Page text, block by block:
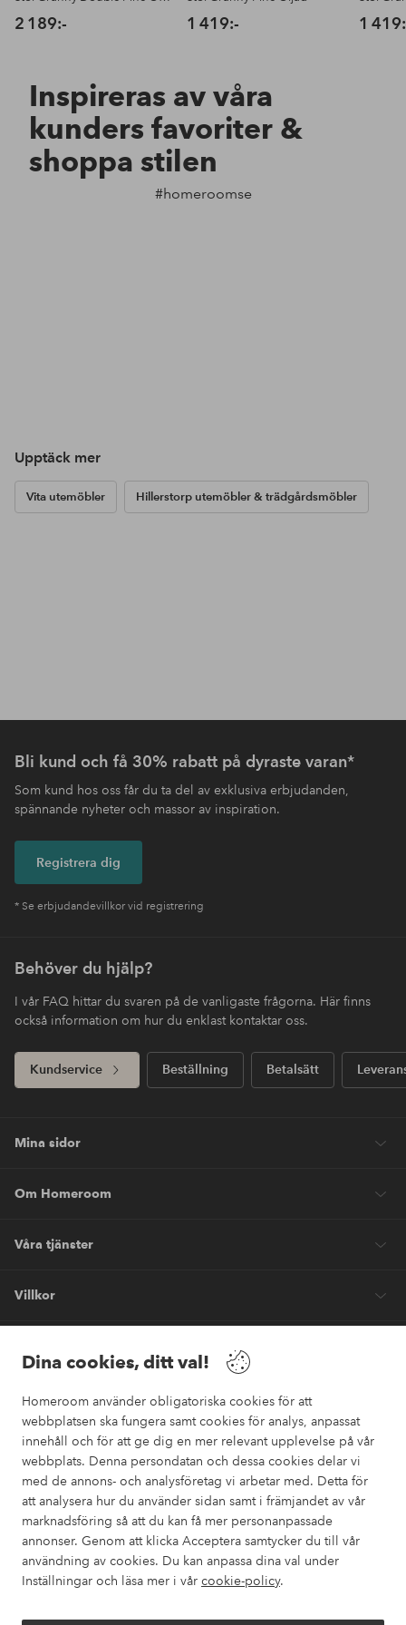
Dina cookies, ditt val!
Homeroom använder obligatoriska cookies för att
webbplatsen ska fungera samt cookies för analys, anpassat
innehåll och för att ge dig en mer relevant upplevelse på vår
webbplats. Denna persondatan och dessa cookies delar vi
med de annons- och analysföretag vi arbetar med. Detta för
att analysera hur du använder sidan samt i främjandet av vår
marknadsföring så att du kan få mer personanpassade
annonser. Genom att klicka Acceptera samtycker du till vår
användning av cookies. Du kan anpassa dina val under
Inställningar och läsa mer i vår cookie-policy.
2 189:- 1 419:- 1
Inspireras av våra
kunders favoriter &
shoppa stilen
#homeroomse
Upptäck mer
Vita utemöbler Hillerstorp utemöbler & trädgårdsmöbler
Bli kund och få 30% rabatt på dyraste varan*
Som kund hos oss får du ta del av exklusiva erbjudanden,
spännande nyheter och massor av inspiration.
Registrera dig
* Se erbjudandevillkor vid registrering
Behöver du hjälp?
I vår FAQ hittar du svaren på de vanligaste frågorna. Här finns
också information om hur du enklast kontaktar oss.
Kundservice Beställning Betalsätt
Mina sidor
Om Homeroom
Våra tjänster
Villkor
Säkra betalningar
Vill du veta mer om våra betalalternativ ?
elpy